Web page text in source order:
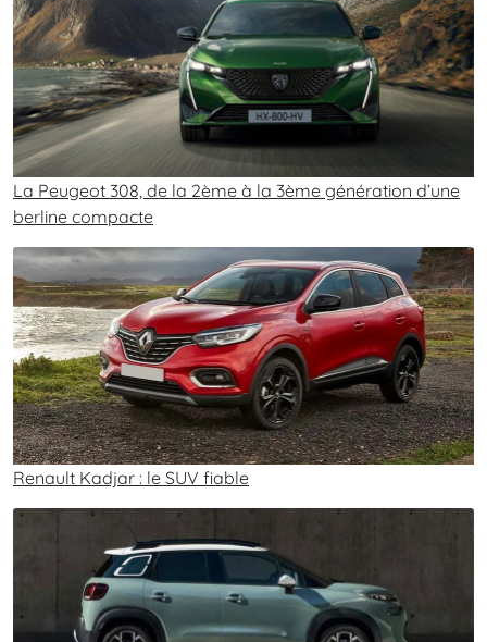
La Peugeot 308, de la 2ème à la 3ème génération d’une
berline compacte
Renault Kadjar : le SUV fiable